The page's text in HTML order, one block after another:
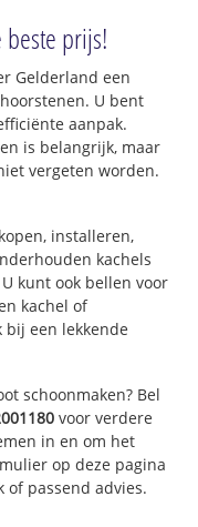
beste prijs!
Gelderland een
U bent
aanpak.
is belangrijk, maar
vergeten worden.
installeren,
kachels
U kunt ook bellen voor
kachel of
bij een lekkende
schoonmaken? Bel
voor verdere
in en om het
op deze pagina
of passend advies.